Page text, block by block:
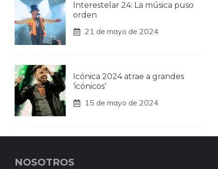
Interestelar 24: La música puso
orden
21 de mayo de 2024
Icónica 2024 atrae a grandes
‘icónicos’
15 de mayo de 2024
NOSOTROS